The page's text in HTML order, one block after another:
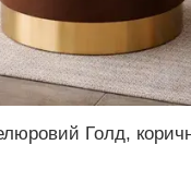
Голд,